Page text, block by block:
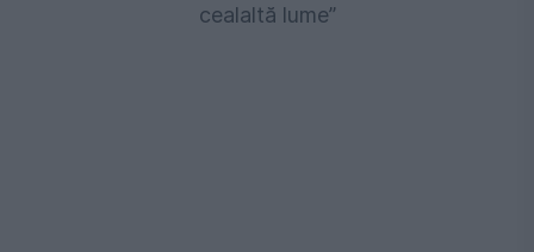
cealaltă lume”